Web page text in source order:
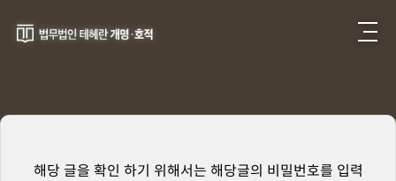
해당 글을 확인 하기 위해서는 해당글의 비밀번호를 입력